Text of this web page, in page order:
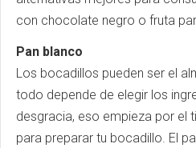
con chocolate negro o fruta
Pan blanco
Los bocadillos pueden ser el
todo depende de elegir los
desgracia, eso empieza por el
para preparar tu bocadillo. El